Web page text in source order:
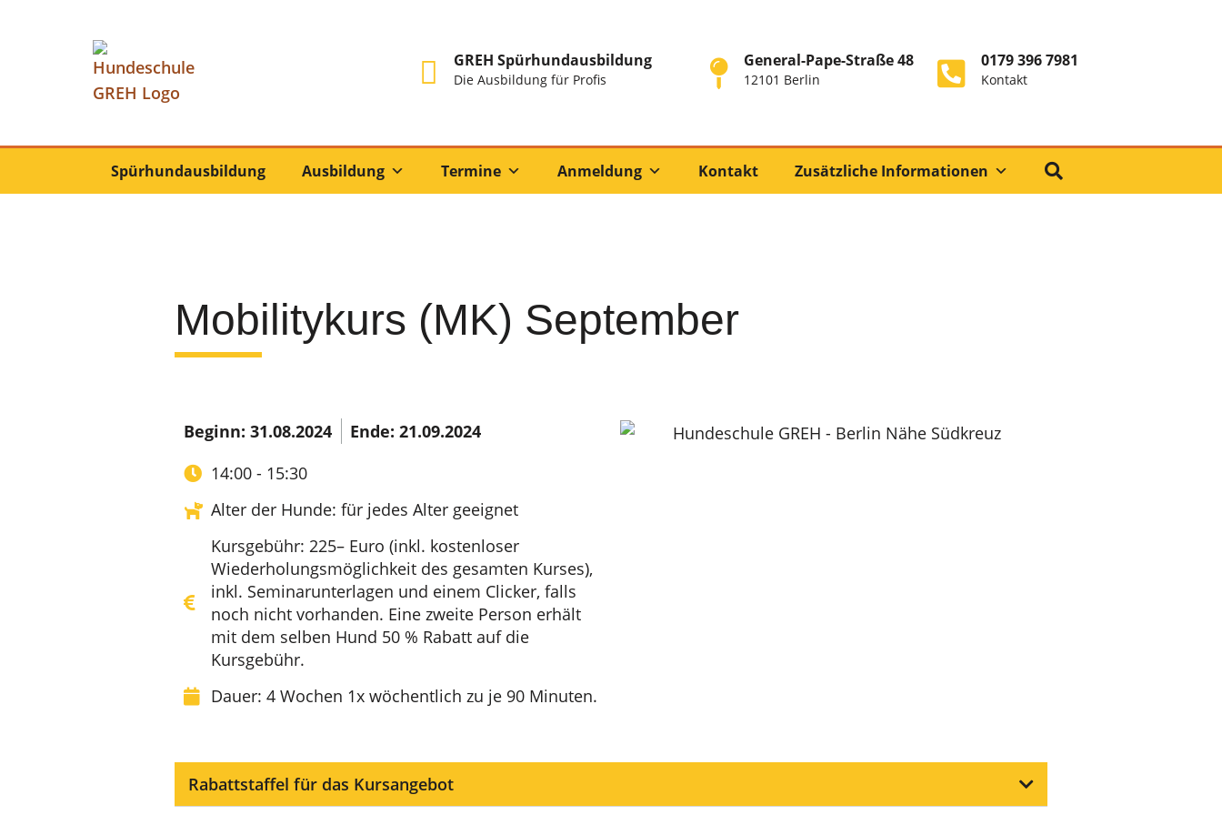
GREH Spürhundausbildung
Die Ausbildung für Profis
General-Pape-Straße 48
12101 Berlin
0179 396 7981
Kontakt
Spürhundausbildung Ausbildung Termine Anmeldung Kontakt Zusätzliche Informationen
Mobilitykurs (MK) September
Beginn: 31.08.2024
Ende: 21.09.2024
14:00 - 15:30
Alter der Hunde: für jedes Alter geeignet
Kursgebühr: 225– Euro (inkl. kostenloser
Wiederholungsmöglichkeit des gesamten Kurses),
inkl. Seminarunterlagen und einem Clicker, falls
noch nicht vorhanden. Eine zweite Person erhält
mit dem selben Hund 50 % Rabatt auf die
Kursgebühr.
Dauer: 4 Wochen 1x wöchentlich zu je 90 Minuten.
Rabattstaffel für das Kursangebot